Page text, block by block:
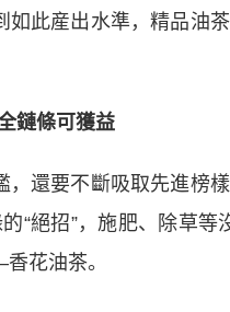
如此産出水準，精品油
鏈條可獲益
還要不斷吸取先進榜樣
“絕招”，施肥、除草等
花油茶。